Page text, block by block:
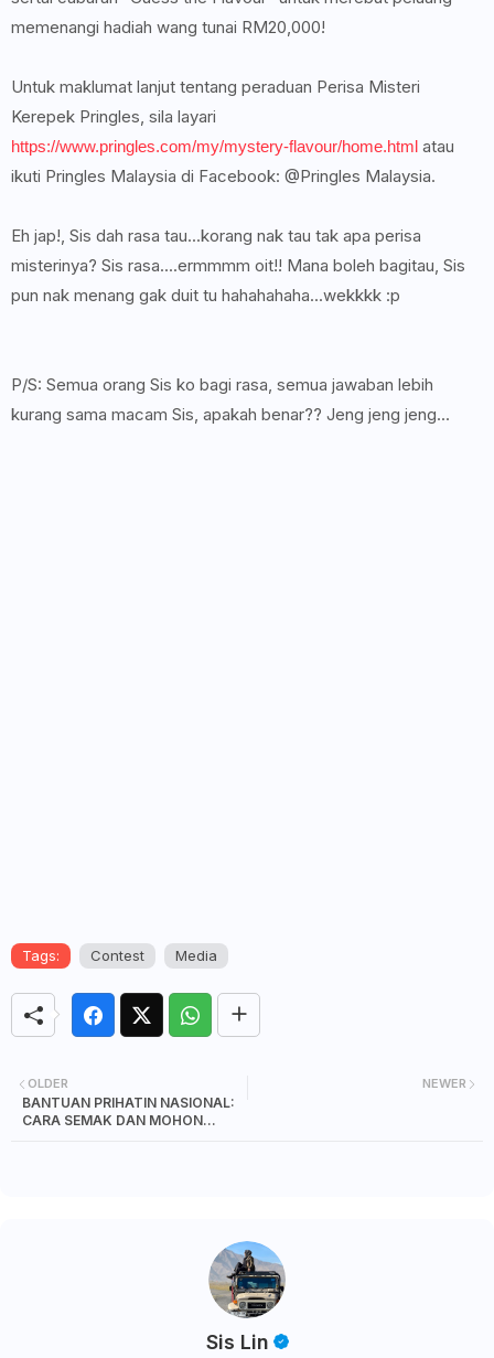
memenangi hadiah wang tunai RM20,000!
Untuk maklumat lanjut tentang peraduan Perisa Misteri
Kerepek Pringles, sila layari
https://www.pringles.com/my/mystery-flavour/home.html atau
ikuti Pringles Malaysia di Facebook: @Pringles Malaysia.
Eh jap!, Sis dah rasa tau...korang nak tau tak apa perisa
misterinya? Sis rasa....ermmmm oit!! Mana boleh bagitau, Sis
pun nak menang gak duit tu hahahahaha...wekkkk :p
P/S: Semua orang Sis ko bagi rasa, semua jawaban lebih
kurang sama macam Sis, apakah benar?? Jeng jeng jeng...
Tags: Contest Media
NEWER
OLDER
BANTUAN PRIHATIN NASIONAL:
CARA SEMAK DAN MOHON
Sis Lin